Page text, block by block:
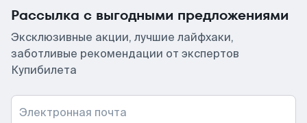
Рассылка с выгодными предложениями
Эксклюзивные акции, лучшие лайфхаки,
заботливые рекомендации от экспертов
Купибилета
Электронная почта